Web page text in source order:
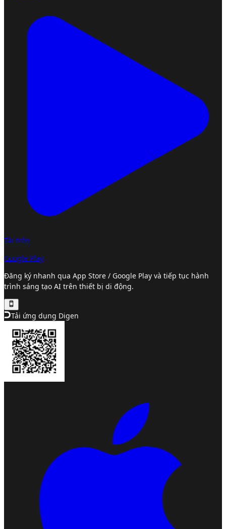
Tải trên
Google Play
Đăng ký nhanh qua App Store / Google Play và tiếp tục hành
trình sáng tạo AI trên thiết bị di động.
Tải ứng dụng Digen